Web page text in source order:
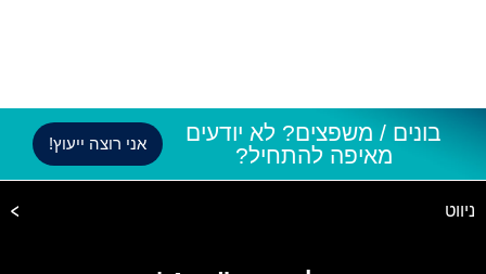
בונים / משפצים? לא יודעים
מאיפה להתחיל?
אני רוצה ייעוץ!
ניווט